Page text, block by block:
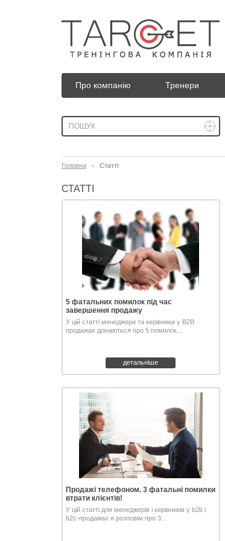
Про компанію Тренери
Головна Статті
СТАТТІ
5 фатальних помилок під час
завершення продажу
У цій статті менеджери та керівники у В2В
продажах дізнаються про 5 помилок...
детальніше
Продажі телефоном. 3 фатальні помилки
втрати клієнтів!
У цій статті для менеджерів і керівників у b2b і
b2c-продажах я розповім про 3...